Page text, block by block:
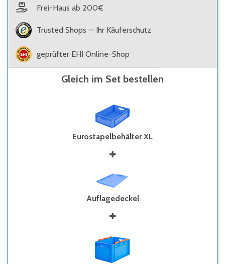
Frei-Haus ab 200€
Trusted Shops — Ihr Käuferschutz
geprüfter EHI Online-Shop
Gleich im Set bestellen
Eurostapelbehälter XL
Auflagedeckel